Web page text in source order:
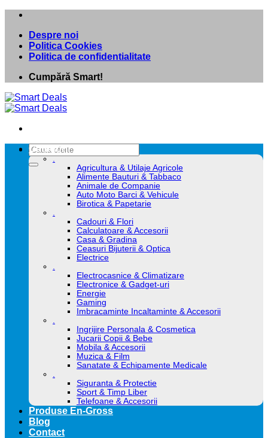
Skip
contentDespre noi
Politica Cookies
Politica de confidentialitate
Cumpără Smart!
Caută
după:
Categorii
.
Agricultura & Utilaje Agricole
Alimente Bauturi & Tabbaco
Animale de Companie
Auto Moto Barci & Vehicule
Birotica & Papetarie
.
Cadouri & Flori
Calculatoare & Accesorii
Casa & Gradina
Ceasuri Bijuterii & Optica
Electrice
.
Electrocasnice & Climatizare
Electronice & Gadget-uri
Energie
Gaming
Imbracaminte Incaltaminte & Accesorii
.
Ingrijire Personala & Cosmetica
Jucarii Copii & Bebe
Mobila & Accesorii
Muzica & Film
Sanatate & Echipamente Medicale
.
Siguranta & Protectie
Sport & Timp Liber
Telefoane & Accesorii
Produse En-Gross
Blog
Contact